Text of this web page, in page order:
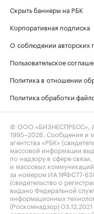
Скрыть баннеры на РБК
Корпоративная подписка
О соблюдении авторских
Пользовательское
Политика в отношении
Политика обработки
© ООО «БИЗНЕСПРЕСС»,
1995–2026 . Сообщения и
агентства «РБК»
массовой информации
по надзору в сфере
и массовых
за номером ИА №ФС77-
(свидетельство о
выдано Федеральной
информационных
(Роскомнадзор)